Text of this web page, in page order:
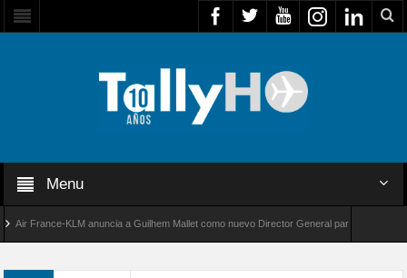
Menu
France-KLM anuncia a Guilhem Mallet como nuevo Director General para América Latina